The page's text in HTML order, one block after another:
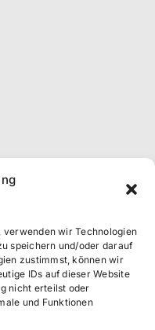
verwenden wir Technologien
speichern und/oder darauf
zustimmst, können wir
IDs auf dieser Website
nicht erteilst oder
und Funktionen